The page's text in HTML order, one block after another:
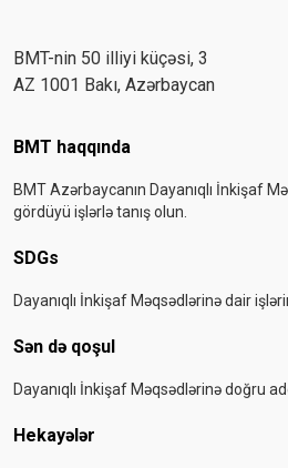
BMT-nin 50 illiyi küçəsi, 3
AZ 1001 Bakı, Azərbaycan
Footer menu
BMT haqqında
BMT Azərbaycanın Dayanıqlı İnkişaf
gördüyü işlərlə tanış olun.
SDGs
Dayanıqlı İnkişaf Məqsədlərinə dair
Sən də qoşul
Dayanıqlı İnkişaf Məqsədlərinə doğru
Hekayələr